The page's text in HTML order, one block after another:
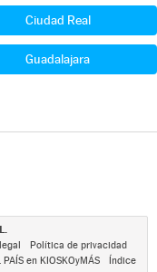
Ciudad Real
Guadalajara
Política de privacidad
PAÍS en KIOSKOyMÁS
Índice